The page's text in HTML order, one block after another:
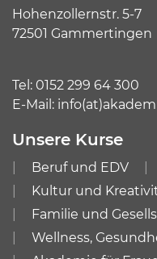
Hohenzollernstr. 5-7
72501 Gammertingen
Tel: 0152 299 64 300
E-Mail:
Unsere Kurse
Beruf und EDV
Kultur und
Familie und
Wellness,